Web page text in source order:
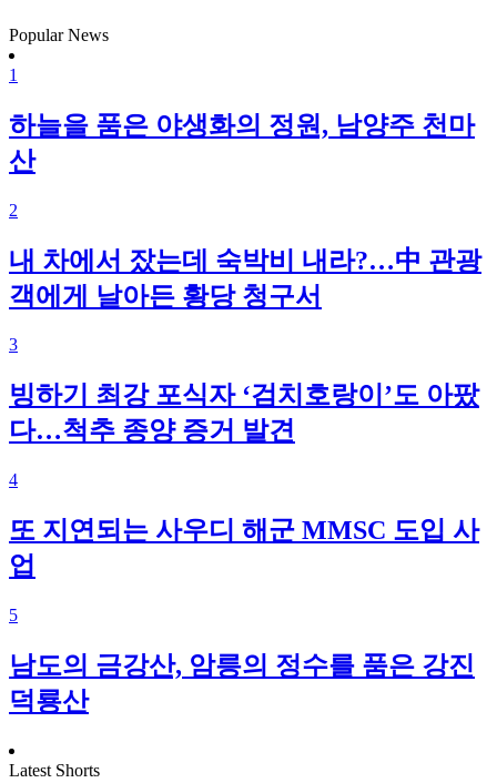
Popular News
1
하늘을 품은 야생화의 정원, 남양주 천마
산
2
내 차에서 잤는데 숙박비 내라?…中 관광
객에게 날아든 황당 청구서
3
빙하기 최강 포식자 ‘검치호랑이’도 아팠
다…척추 종양 증거 발견
4
또 지연되는 사우디 해군 MMSC 도입 사
업
5
남도의 금강산, 암릉의 정수를 품은 강진
덕룡산
Latest Shorts